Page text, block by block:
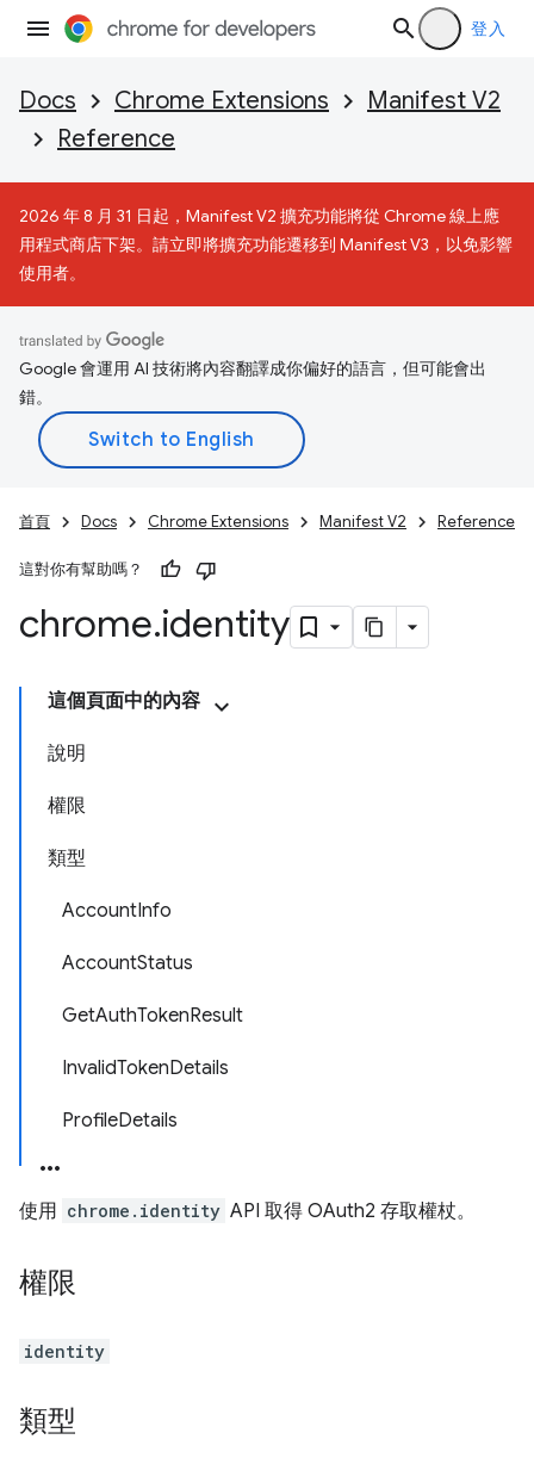
登入
Docs Chrome Extensions
Manifest V2
Reference
2026 年 8 月 31 日起，Manifest V2 擴充功能將從 Chrome 線上應
用程式商店下架。請立即將擴充功能遷移到 Manifest V3，以免影響
使用者。
Google 會運用 AI 技術將內容翻譯成你偏好的語言，但可能會出
錯。
首頁 Docs Chrome Extensions Manifest V2 Reference
這對你有幫助嗎？
chrome.identity
這個頁面中的內容
說明
權限
類型
AccountInfo
AccountStatus
GetAuthTokenResult
InvalidTokenDetails
ProfileDetails
使用 chrome.identity API 取得 OAuth2 存取權杖。
權限
identity
類型